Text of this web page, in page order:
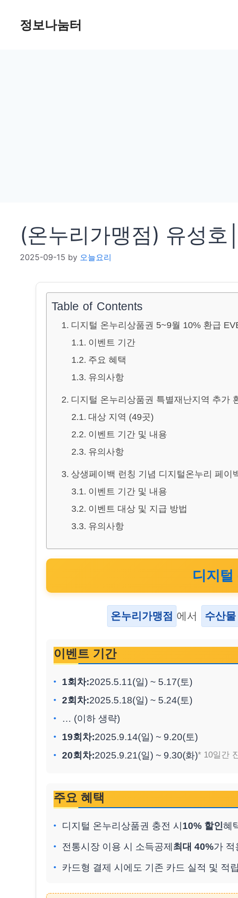
정보나눔터
(온누리가맹점) 유성호
2025-09-15 by 오늘요리
Table of Contents
디지털 온누리상품권 5~9월 10% 환급
이벤트 기간
주요 혜택
유의사항
디지털 온누리상품권 특별재난지역 추가
대상 지역 (49곳)
이벤트 기간 및 내용
유의사항
상생페이백 런칭 기념 디지털온누리 페이
이벤트 기간 및 내용
이벤트 대상 및 지급 방법
유의사항
디지털
온누리가맹점 에서 수산물
이벤트 기간
1회차:2025.5.11(일) ~ 5.17(토)
2회차:2025.5.18(일) ~ 5.24(토)
… (이하 생략)
19회차:2025.9.14(일) ~ 9.20(토)
20회차:2025.9.21(일) ~ 9.30(화)* 10일간
주요 혜택
디지털 온누리상품권 충전 시 10% 할인혜
전통시장 이용 시 소득공제 최대 40%가 적
카드형 결제 시에도 기존 카드 실적 및 적